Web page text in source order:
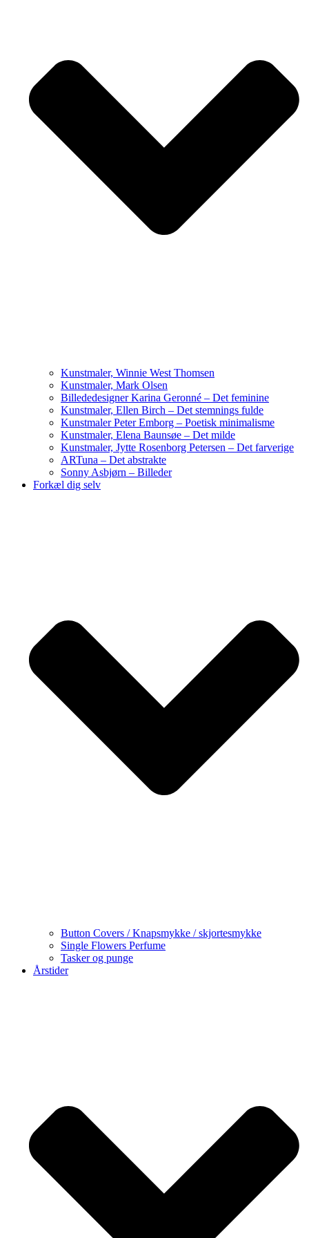
Kunstmaler, Winnie West Thomsen
Kunstmaler, Mark Olsen
Billededesigner Karina Geronné – Det feminine
Kunstmaler, Ellen Birch – Det stemnings fulde
Kunstmaler Peter Emborg – Poetisk minimalisme
Kunstmaler, Elena Baunsøe – Det milde
Kunstmaler, Jytte Rosenborg Petersen – Det farverige
ARTuna – Det abstrakte
Sonny Asbjørn – Billeder
Forkæl dig selv
Button Covers / Knapsmykke / skjortesmykke
Single Flowers Perfume
Tasker og punge
Årstider